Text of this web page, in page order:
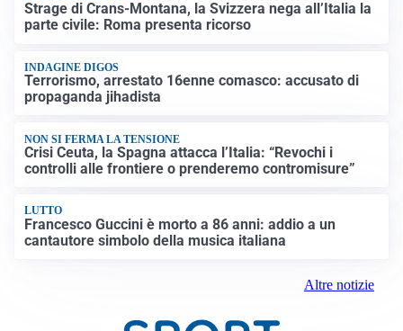
Strage di Crans-Montana, la Svizzera nega all’Italia la
parte civile: Roma presenta ricorso
INDAGINE DIGOS
Terrorismo, arrestato 16enne comasco: accusato di
propaganda jihadista
NON SI FERMA LA TENSIONE
Crisi Ceuta, la Spagna attacca l’Italia: “Revochi i
controlli alle frontiere o prenderemo contromisure”
LUTTO
Francesco Guccini è morto a 86 anni: addio a un
cantautore simbolo della musica italiana
Altre notizie